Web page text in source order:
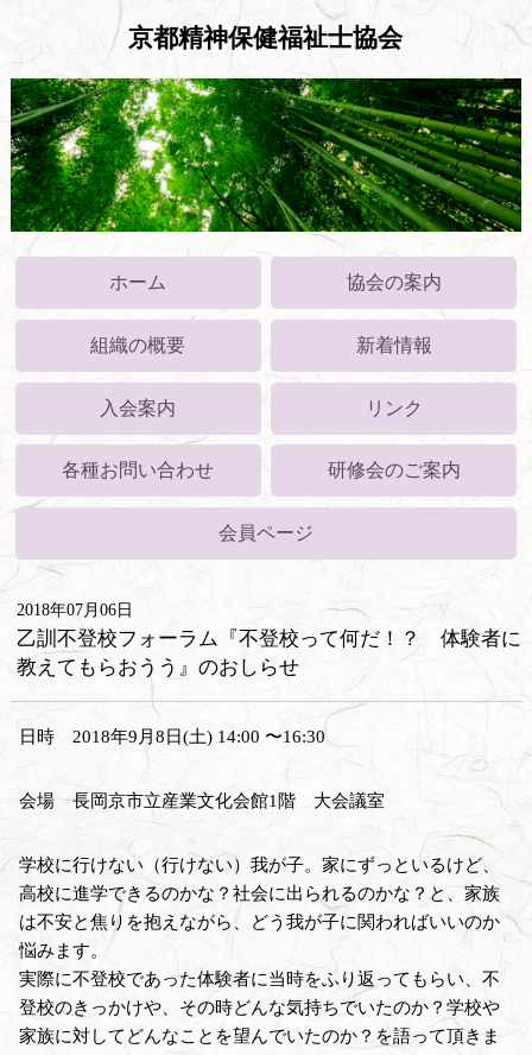
京都精神保健福祉士協会
ホーム 協会の案内
組織の概要 新着情報
入会案内 リンク
各種お問い合わせ 研修会のご案内
会員ページ
2018年07月06日
乙訓不登校フォーラム『不登校って何だ！？ 体験者に
教えてもらおうう』のおしらせ
日時 2018年9月8日(土) 14:00 〜16:30
会場 長岡京市立産業文化会館1階 大会議室
学校に行けない（行けない）我が子。家にずっといるけど、
高校に進学できるのかな？社会に出られるのかな？と、家族
は不安と焦りを抱えながら、どう我が子に関わればいいのか
悩みます。
実際に不登校であった体験者に当時をふり返ってもらい、不
登校のきっかけや、その時どんな気持ちでいたのか？学校や
家族に対してどんなことを望んでいたのか？を語って頂きま